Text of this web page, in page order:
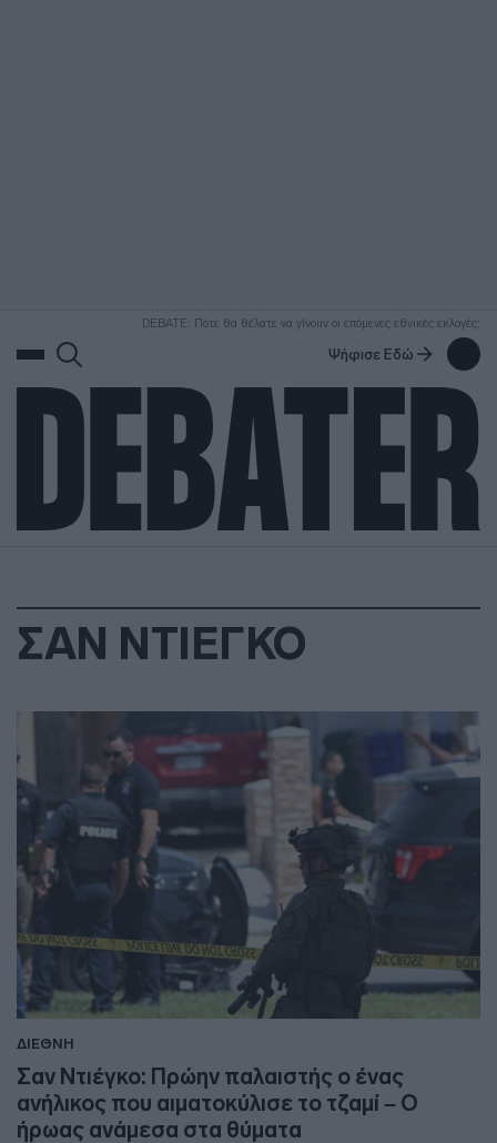
DEBATE: Πότε θα θέλατε να γίνουν οι επόμενες εθνικές εκλογές;
Ψήφισε Εδώ
ΣΑΝ ΝΤΙΕΓΚΟ
ΔΙΕΘΝΗ
Σαν Ντιέγκο: Πρώην παλαιστής ο ένας
ανήλικος που αιματοκύλισε το τζαμί – Ο
ήρωας ανάμεσα στα θύματα